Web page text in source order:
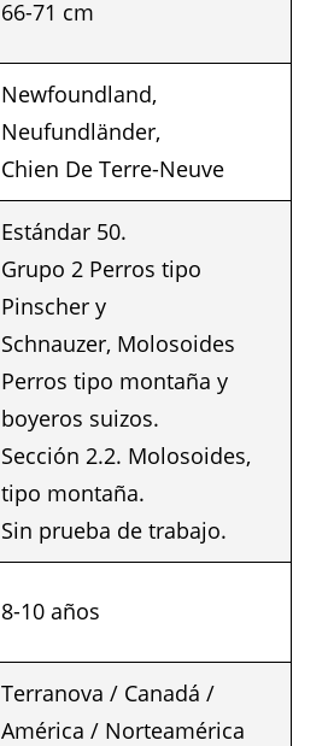
66-71 cm
Newfoundland,
Neufundländer,
Chien De Terre-Neuve
Estándar 50.
Grupo 2 Perros tipo
Pinscher y
Schnauzer, Molosoides
Perros tipo montaña y
boyeros suizos.
Sección 2.2. Molosoides,
tipo montaña.
Sin prueba de trabajo.
8-10 años
Terranova / Canadá /
América / Norteamérica